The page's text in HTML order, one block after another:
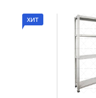
ХИТ